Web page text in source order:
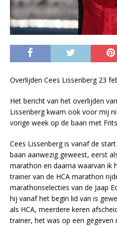
Overlijden Cees Lissenberg 23
Het bericht van het overlijden
Lissenberg kwam ook voor mij
vorige week op de baan met
Cees Lissenberg is vanaf de
baan aanwezig geweest, eerst
marathon en daarna waarvan ik
trainer van de HCA marathon
marathonselecties van de Jaap
hij vanaf het begin lid van is
als HCA, meerdere keren
trainer, het was op een